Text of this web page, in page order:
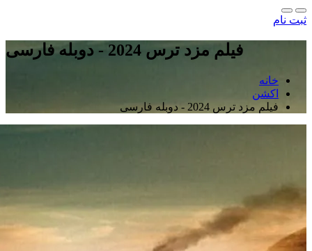
ثبت نام
فیلم مزد ترس 2024 - دوبله فارسی
خانه
اکشن
فیلم مزد ترس 2024 - دوبله فارسی